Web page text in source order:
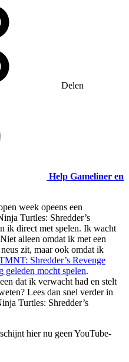
Delen
Help Gameliner en
week opeens een
Turtles: Shredder’s
ik direct met spelen. Ik wacht
alleen omdat ik met een
zit, maar ook omdat ik
Shredder’s Revenge
geleden mocht spelen.
dat ik verwacht had en stelt
Lees dan snel verder in
Turtles: Shredder’s
hier nu geen YouTube-